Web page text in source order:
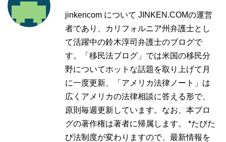
jinkencom について JINKEN.COMの運営
者であり、カリフォルニア州弁護士とし
て活躍中の鈴木淳司弁護士のブログで
す。「移民法ブログ」では米国の移民分
野についてホットな話題を取り上げて月
に一度更新、「アメリカ法律ノート」は
広くアメリカの法律相談に答える形で、
原則毎週更新しています。なお、本ブロ
グの著作権は著者に帰属します。 *たびた
び法制度が変わりますので、最新情報を